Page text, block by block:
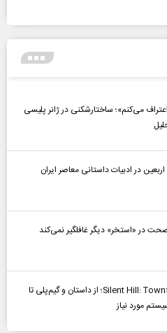
می‌کنم»؛ ساختارشکنی در ژانر پلیسی
در ادبیات داستانی معاصر ایران
در «استخر» دیگر غافلگیر نمی‌کند
بررسی بازی Silent Hill: Townfall؛ از داستان و گیم‌پلی تا
مورد نیاز